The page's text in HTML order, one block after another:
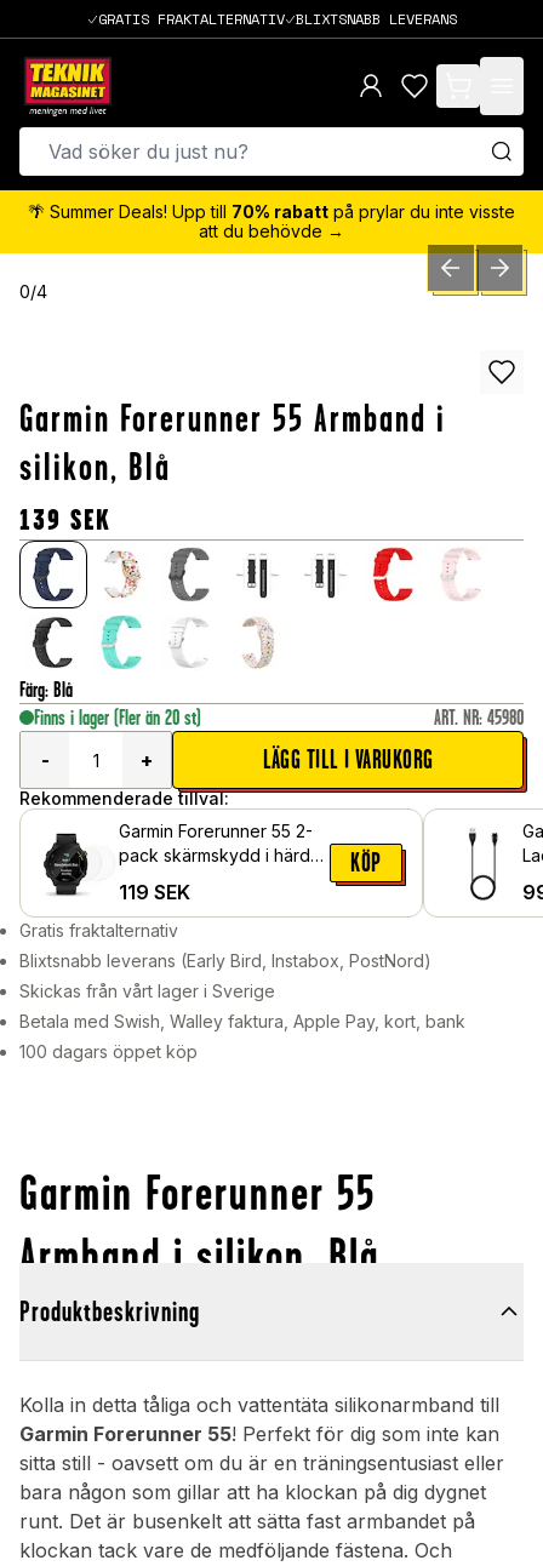
GRATIS FRAKTALTERNATIV BLIXTSNABB LEVERANS
items in cart,
🌴 Summer Deals! Upp till 70% rabatt på prylar du inte visste
att du behövde →
0/4 PREVIOUSNEXT
Garmin Forerunner 55 Armband i
silikon, Blå
139 SEK
Färg: Blå
Finns i lager (Fler än 20 st) ART. NR: 45980
-
+ LÄGG TILL I VARUKORG
Rekommenderade tillval:
Garmin Forerunner 55 2-
pack skärmskydd i härdat
119 SEK
KÖP
Gratis fraktalternativ
Blixtsnabb leverans (Early Bird, Instabox, PostNord)
Skickas från vårt lager i Sverige
Betala med Swish, Walley faktura, Apple Pay, kort, bank
100 dagars öppet köp
Garmin Forerunner 55
Armband i silikon, Blå
Produktbeskrivning
Kolla in detta tåliga och vattentäta silikonarmband till
Garmin Forerunner 55! Perfekt för dig som inte kan
sitta still - oavsett om du är en träningsentusiast eller
bara någon som gillar att ha klockan på dig dygnet
runt. Det är busenkelt att sätta fast armbandet på
klockan tack vare de medföljande fästena. Och